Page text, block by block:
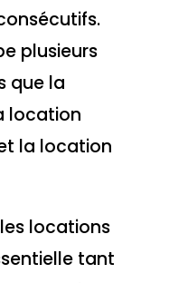
plusieurs
que la
location
la location
locations
tant